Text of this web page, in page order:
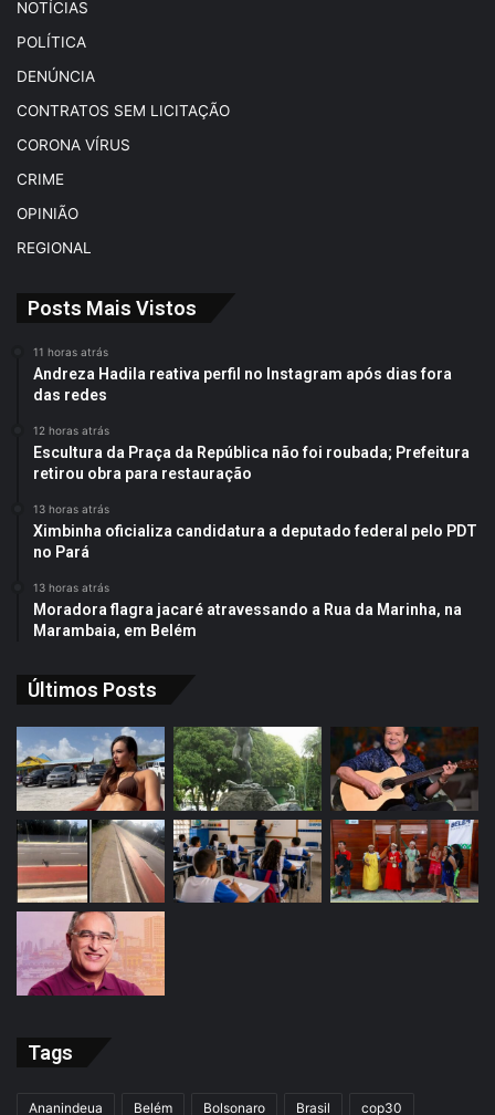
NOTÍCIAS
POLÍTICA
DENÚNCIA
CONTRATOS SEM LICITAÇÃO
CORONA VÍRUS
CRIME
OPINIÃO
REGIONAL
Posts Mais Vistos
11 horas atrás
Andreza Hadila reativa perfil no Instagram após dias fora
das redes
12 horas atrás
Escultura da Praça da República não foi roubada; Prefeitura
retirou obra para restauração
13 horas atrás
Ximbinha oficializa candidatura a deputado federal pelo PDT
no Pará
13 horas atrás
Moradora flagra jacaré atravessando a Rua da Marinha, na
Marambaia, em Belém
Últimos Posts
Tags
Ananindeua Belém Bolsonaro Brasil cop30